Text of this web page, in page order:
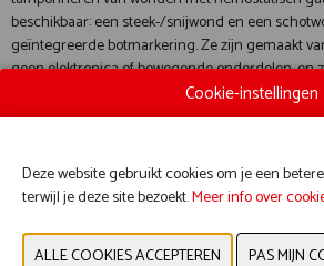
beschikbaar: een steek-/snijwond en een
geïntegreerde botmarkering. Ze zijn gemaakt
geen elektronica of bewegende onderdelen, en
duizenden herhalingen. Zelfs opgedroogd
te reinigen, wat deze trainers ideaal maakt
CONTACTEER ONS
Cookie-instellingen
Deze website gebruikt cookies om je een
terwijl je deze site bezoekt.Meer info over